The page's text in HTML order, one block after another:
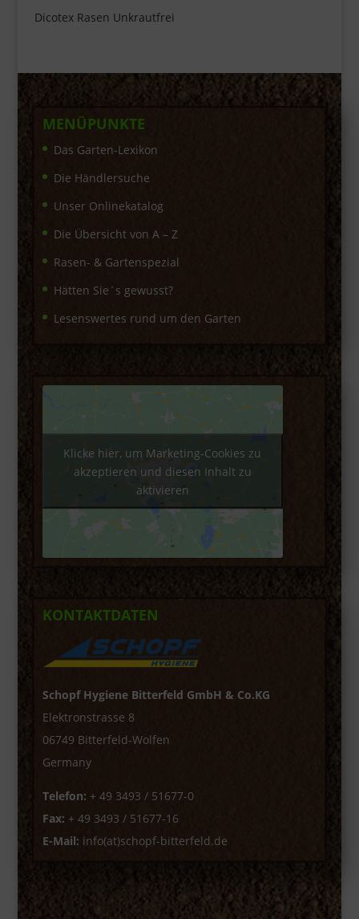
Dicotex Rasen Unkrautfrei
MENÜPUNKTE
Das Garten-Lexikon
Die Händlersuche
Unser Onlinekatalog
Die Übersicht von A – Z
Rasen- & Gartenspezial
Hätten Sie´s gewusst?
Lesenswertes rund um den Garten
Klicke hier, um Marketing-Cookies zu
akzeptieren und diesen Inhalt zu
aktivieren
KONTAKTDATEN
Schopf Hygiene Bitterfeld GmbH & Co.KG
Elektronstrasse 8
06749 Bitterfeld-Wolfen
Germany
Telefon: + 49 3493 / 51677-0
Fax: + 49 3493 / 51677-16
E-Mail: info(at)schopf-bitterfeld.de